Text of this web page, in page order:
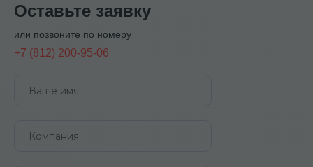
Оставьте заявку
+7 (812) 200-95-06
или позвоните по номеру